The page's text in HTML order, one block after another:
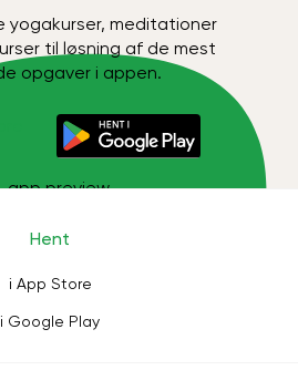
meditationer
til løsning af de mest
opgaver i appen.
Hent
i App Store
i Google Play